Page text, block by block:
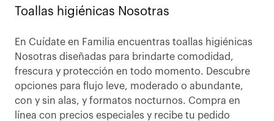
Toallas higiénicas Nosotras
En Cuídate en Familia encuentras toallas higiénicas
Nosotras diseñadas para brindarte comodidad,
frescura y protección en todo momento. Descubre
opciones para flujo leve, moderado o abundante,
con y sin alas, y formatos nocturnos. Compra en
línea con precios especiales y recibe tu pedido